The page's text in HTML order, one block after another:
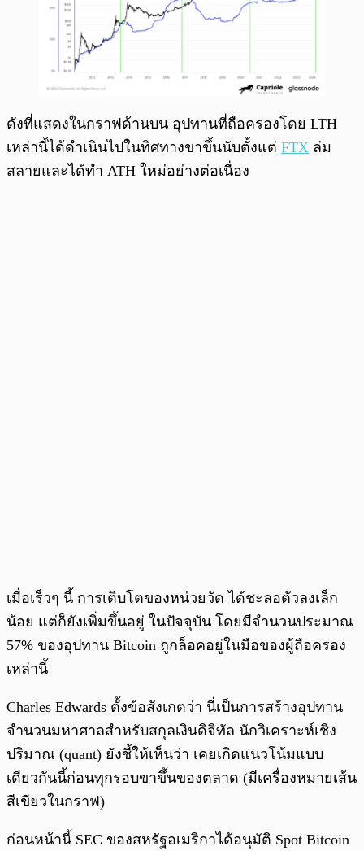
ดังที่แสดงในกราฟด้านบน อุปทานที่ถือครองโดย LTH
เหล่านี้ได้ดำเนินไปในทิศทางขาขึ้นนับตั้งแต่ FTX ล่ม
สลายและได้ทำ ATH ใหม่อย่างต่อเนื่อง
เมื่อเร็วๆ นี้ การเติบโตของหน่วยวัด ได้ชะลอตัวลงเล็ก
น้อย แต่ก็ยังเพิ่มขึ้นอยู่ ในปัจจุบัน โดยมีจำนวนประมาณ
57% ของอุปทาน Bitcoin ถูกล็อคอยู่ในมือของผู้ถือครอง
เหล่านี้
Charles Edwards ตั้งข้อสังเกตว่า นี่เป็นการสร้างอุปทาน
จำนวนมหาศาลสำหรับสกุลเงินดิจิทัล นักวิเคราะห์เชิง
ปริมาณ (quant) ยังชี้ให้เห็นว่า เคยเกิดแนวโน้มแบบ
เดียวกันนี้ก่อนทุกรอบขาขึ้นของตลาด (มีเครื่องหมายเส้น
สีเขียวในกราฟ)
ก่อนหน้านี้ SEC ของสหรัฐอเมริกาได้อนุมัติ Spot Bitcoin